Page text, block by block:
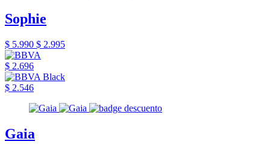
Sophie
$ 5.990 $ 2.995
$ 2.696
$ 2.546
Gaia